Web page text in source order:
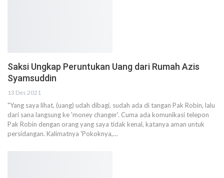
Saksi Ungkap Peruntukan Uang dari Rumah Azis
Syamsuddin
13 Des 2021
"Yang saya lihat, (uang) udah dibagi, sudah ada di tangan Pak Robin, lalu
dari sana langsung ke 'money changer'. Cuma ada komunikasi telepon
Pak Robin dengan orang yang saya tidak kenal, katanya aman untuk
persidangan. Kalimatnya 'Pokoknya,…